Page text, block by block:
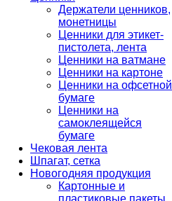
Держатели ценников,
монетницы
Ценники для этикет-
пистолета, лента
Ценники на ватмане
Ценники на картоне
Ценники на офсетной
бумаге
Ценники на
самоклеящейся
бумаге
Чековая лента
Шпагат, сетка
Новогодняя продукция
Картонные и
пластиковые пакеты